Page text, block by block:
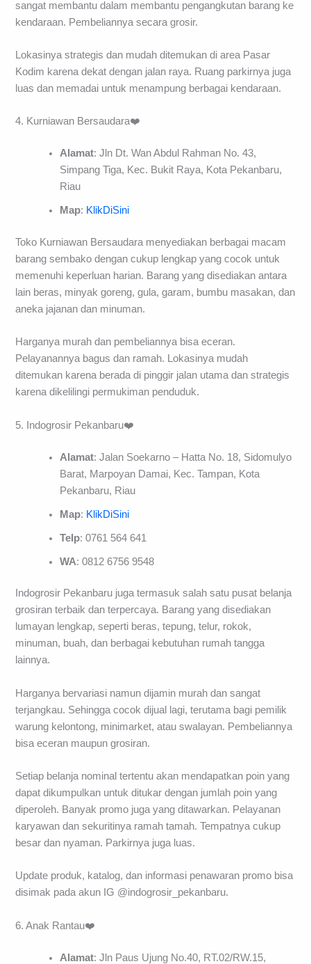
sangat membantu dalam membantu pengangkutan barang ke
kendaraan. Pembeliannya secara grosir.
Lokasinya strategis dan mudah ditemukan di area Pasar
Kodim karena dekat dengan jalan raya. Ruang parkirnya juga
luas dan memadai untuk menampung berbagai kendaraan.
4. Kurniawan Bersaudara❤️
Alamat: Jln Dt. Wan Abdul Rahman No. 43,
Simpang Tiga, Kec. Bukit Raya, Kota Pekanbaru,
Riau
Map: KlikDiSini
Toko Kurniawan Bersaudara menyediakan berbagai macam
barang sembako dengan cukup lengkap yang cocok untuk
memenuhi keperluan harian. Barang yang disediakan antara
lain beras, minyak goreng, gula, garam, bumbu masakan, dan
aneka jajanan dan minuman.
Harganya murah dan pembeliannya bisa eceran.
Pelayanannya bagus dan ramah. Lokasinya mudah
ditemukan karena berada di pinggir jalan utama dan strategis
karena dikelilingi permukiman penduduk.
5. Indogrosir Pekanbaru❤️
Alamat: Jalan Soekarno – Hatta No. 18, Sidomulyo
Barat, Marpoyan Damai, Kec. Tampan, Kota
Pekanbaru, Riau
Map: KlikDiSini
Telp: 0761 564 641
WA: 0812 6756 9548
Indogrosir Pekanbaru juga termasuk salah satu pusat belanja
grosiran terbaik dan terpercaya. Barang yang disediakan
lumayan lengkap, seperti beras, tepung, telur, rokok,
minuman, buah, dan berbagai kebutuhan rumah tangga
lainnya.
Harganya bervariasi namun dijamin murah dan sangat
terjangkau. Sehingga cocok dijual lagi, terutama bagi pemilik
warung kelontong, minimarket, atau swalayan. Pembeliannya
bisa eceran maupun grosiran.
Setiap belanja nominal tertentu akan mendapatkan poin yang
dapat dikumpulkan untuk ditukar dengan jumlah poin yang
diperoleh. Banyak promo juga yang ditawarkan. Pelayanan
karyawan dan sekuritinya ramah tamah. Tempatnya cukup
besar dan nyaman. Parkirnya juga luas.
Update produk, katalog, dan informasi penawaran promo bisa
disimak pada akun IG @indogrosir_pekanbaru.
6. Anak Rantau❤️
Alamat: Jln Paus Ujung No.40, RT.02/RW.15,